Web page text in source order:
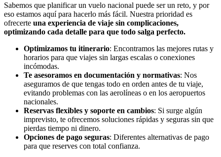
Sabemos que planificar un vuelo nacional puede ser un reto, y por
eso estamos aquí para hacerlo más fácil. Nuestra prioridad es
ofrecerte una experiencia de viaje sin complicaciones,
optimizando cada detalle para que todo salga perfecto.
Optimizamos tu itinerario: Encontramos las mejores rutas y
horarios para que viajes sin largas escalas o conexiones
incómodas.
Te asesoramos en documentación y normativas: Nos
aseguramos de que tengas todo en orden antes de tu viaje,
evitando problemas con las aerolíneas o en los aeropuertos
nacionales.
Reservas flexibles y soporte en cambios: Si surge algún
imprevisto, te ofrecemos soluciones rápidas y seguras sin que
pierdas tiempo ni dinero.
Opciones de pago seguras: Diferentes alternativas de pago
para que reserves con total confianza.